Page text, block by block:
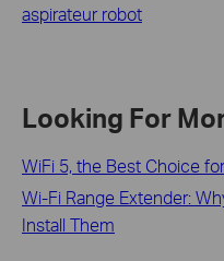
aspirateur robot
Looking For
WiFi 5, the Best Choice
Wi-Fi Range Extender:
Install Them